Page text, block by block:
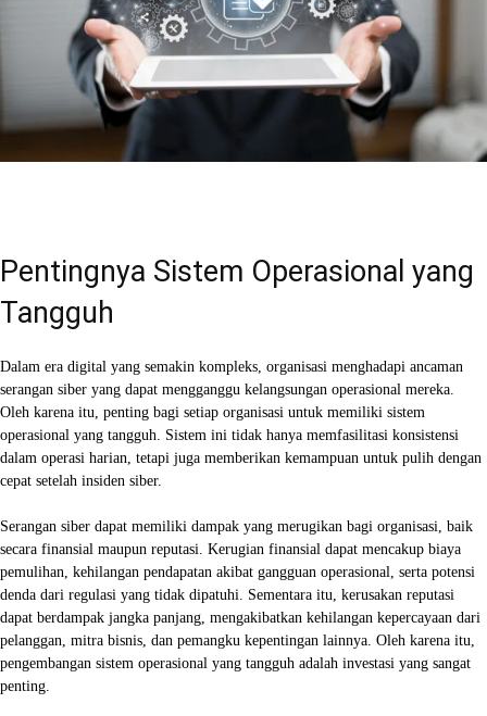
Pentingnya Sistem Operasional yang
Tangguh
Dalam era digital yang semakin kompleks, organisasi menghadapi ancaman
serangan siber yang dapat mengganggu kelangsungan operasional mereka.
Oleh karena itu, penting bagi setiap organisasi untuk memiliki sistem
operasional yang tangguh. Sistem ini tidak hanya memfasilitasi konsistensi
dalam operasi harian, tetapi juga memberikan kemampuan untuk pulih dengan
cepat setelah insiden siber.
Serangan siber dapat memiliki dampak yang merugikan bagi organisasi, baik
secara finansial maupun reputasi. Kerugian finansial dapat mencakup biaya
pemulihan, kehilangan pendapatan akibat gangguan operasional, serta potensi
denda dari regulasi yang tidak dipatuhi. Sementara itu, kerusakan reputasi
dapat berdampak jangka panjang, mengakibatkan kehilangan kepercayaan dari
pelanggan, mitra bisnis, dan pemangku kepentingan lainnya. Oleh karena itu,
pengembangan sistem operasional yang tangguh adalah investasi yang sangat
penting.